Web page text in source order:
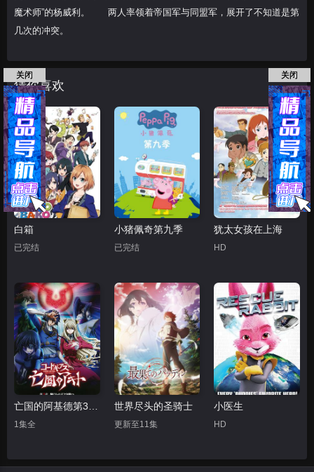
魔术师”的杨威利。 两人率领着帝国军与同盟军，展开了不知道是第
几次的冲突。
猜你喜欢
白箱
已完结
小猪佩奇第九季
已完结
犹太女孩在上海
HD
1集全
世界尽头的圣骑士
更新至11集
小医生
HD
关闭 关闭